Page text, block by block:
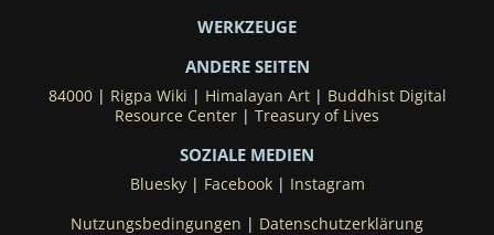
WERKZEUGE
ANDERE SEITEN
84000| Rigpa Wiki | Himalayan Art| Buddhist Digital
Resource Center | Treasury of Lives
SOZIALE MEDIEN
Bluesky| Facebook| Instagram
Nutzungsbedingungen | Datenschutzerklärung